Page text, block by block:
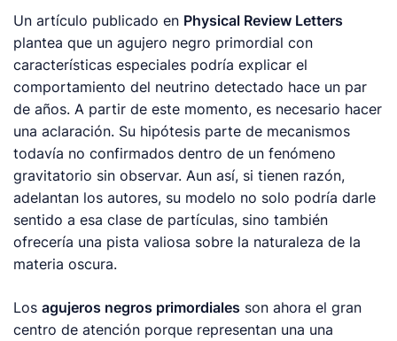
Un artículo publicado en Physical Review Letters
plantea que un agujero negro primordial con
características especiales podría explicar el
comportamiento del neutrino detectado hace un par
de años. A partir de este momento, es necesario hacer
una aclaración. Su hipótesis parte de mecanismos
todavía no confirmados dentro de un fenómeno
gravitatorio sin observar. Aun así, si tienen razón,
adelantan los autores, su modelo no solo podría darle
sentido a esa clase de partículas, sino también
ofrecería una pista valiosa sobre la naturaleza de la
materia oscura.
Losagujeros negros primordiales son ahora el gran
centro de atención porque representan una una